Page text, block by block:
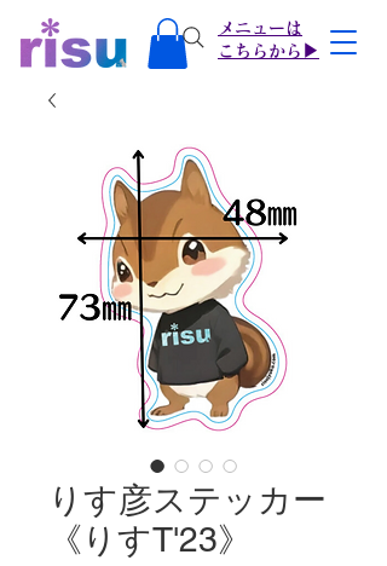
メニューは
​こちらから▶
りす彦ステッカー
《りすT'23》